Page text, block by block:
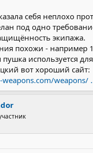
себя неплохо
под одно
экипажа.
похожи - например
пушка используется
вот хороший сайт:
weapons/